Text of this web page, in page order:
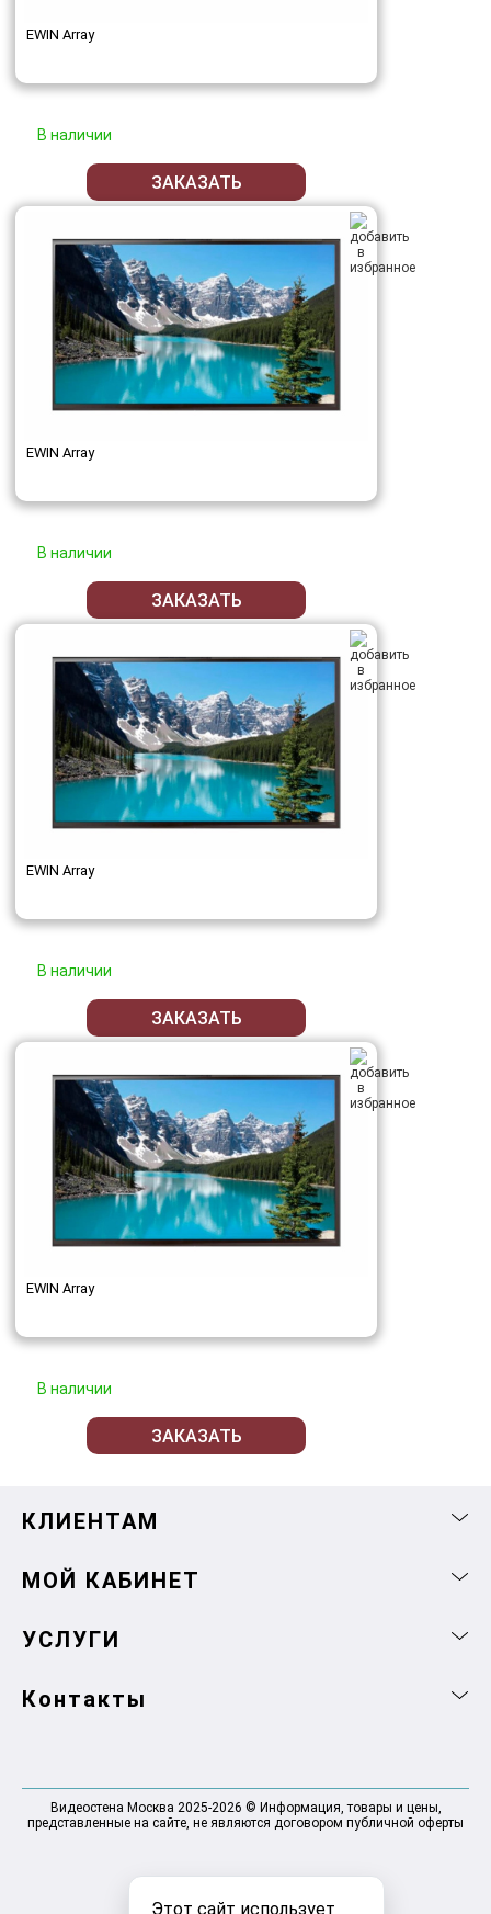
Этот сайт использует
EWIN Array
В наличии
ЗАКАЗАТЬ
EWIN Array
В наличии
ЗАКАЗАТЬ
EWIN Array
В наличии
ЗАКАЗАТЬ
EWIN Array
В наличии
ЗАКАЗАТЬ
КЛИЕНТАМ
МОЙ КАБИНЕТ
УСЛУГИ
Контакты
Видеостена Москва 2025-2026 © Информация, товары и цены,
представленные на сайте, не являются договором публичной оферты